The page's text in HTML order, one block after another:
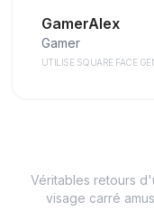
GamerAlex
Gamer
UTILISE SQUARE FACE
Véritables retours
visage carré